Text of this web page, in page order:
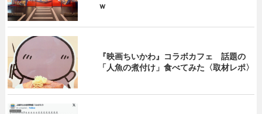
ｗ
『映画ちいかわ』コラボカフェ 話題の
「人魚の煮付け」食べてみた〈取材レポ〉